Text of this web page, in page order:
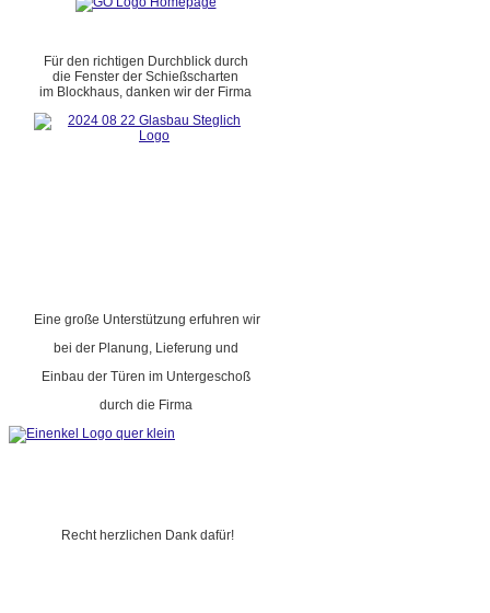
Für den richtigen Durchblick durch
die Fenster der Schießscharten
im Blockhaus, danken wir der Firma
Eine große Unterstützung erfuhren wir
bei der Planung, Lieferung und
Einbau der Türen im Untergeschoß
durch die Firma
Recht herzlichen Dank dafür!